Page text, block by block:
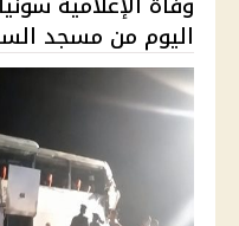
اليوم من مسجد